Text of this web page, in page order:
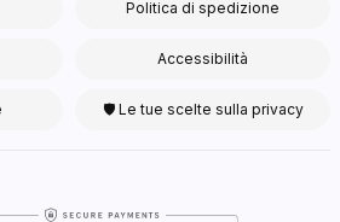
Politica di spedizione
Accessibilità
🛡 Le tue scelte sulla privacy